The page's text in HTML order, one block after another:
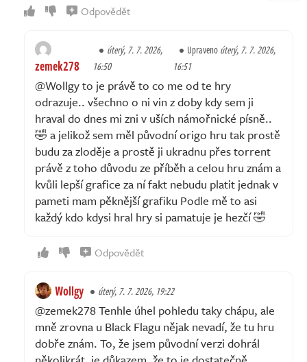
Odpovědět
zemek278
úterý, 7. 7. 2026,
16:50
Upravenoúterý, 7. 7. 2026,
16:51
@Wollgy to je právě to co me od te hry
odrazuje.. všechno o ni vin z doby kdy sem ji
hraval do dnes mi zni v uších námořnické písně..
🤣 a jelikož sem měl původní origo hru tak prostě
budu za zloděje a prostě ji ukradnu přes torrent
právě z toho důvodu ze příběh a celou hru znám a
kvůli lepší grafice za ní fakt nebudu platit jednak v
pameti mam pěknější grafiku Podle mě to asi
každý kdo kdysi hral hry si pamatuje je hezčí 🤣
Odpovědět
Wollgy úterý, 7. 7. 2026, 19:22
@zemek278 Tenhle úhel pohledu taky chápu, ale
mně zrovna u Black Flagu nějak nevadí, že tu hru
dobře znám. To, že jsem původní verzi dohrál